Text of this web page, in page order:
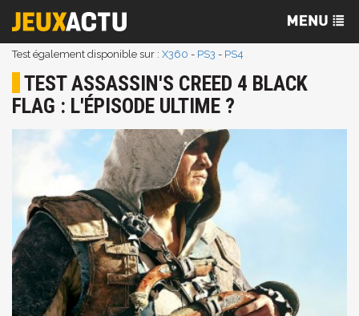
Test également disponible sur : X360 - PS3 - PS4
TEST ASSASSIN'S CREED 4 BLACK
FLAG : L'ÉPISODE ULTIME ?